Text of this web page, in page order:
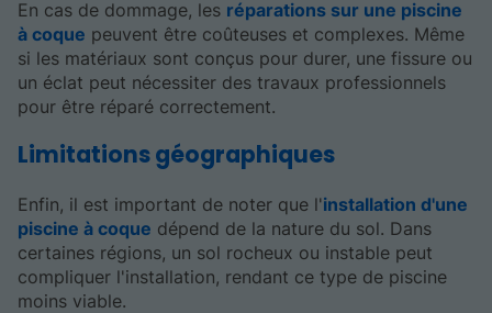
En cas de dommage, les réparations sur une piscine
à coque peuvent être coûteuses et complexes. Même
si les matériaux sont conçus pour durer, une fissure ou
un éclat peut nécessiter des travaux professionnels
pour être réparé correctement.
Limitations géographiques
Enfin, il est important de noter que l'installation d'une
piscine à coque dépend de la nature du sol. Dans
certaines régions, un sol rocheux ou instable peut
compliquer l'installation, rendant ce type de piscine
moins viable.